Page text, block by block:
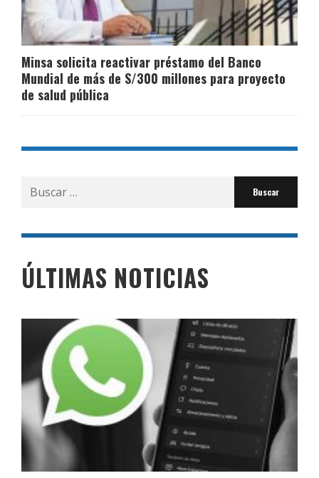
Minsa solicita reactivar préstamo del Banco
Mundial de más de S/300 millones para proyecto
de salud pública
Buscar
por:
ÚLTIMAS NOTICIAS